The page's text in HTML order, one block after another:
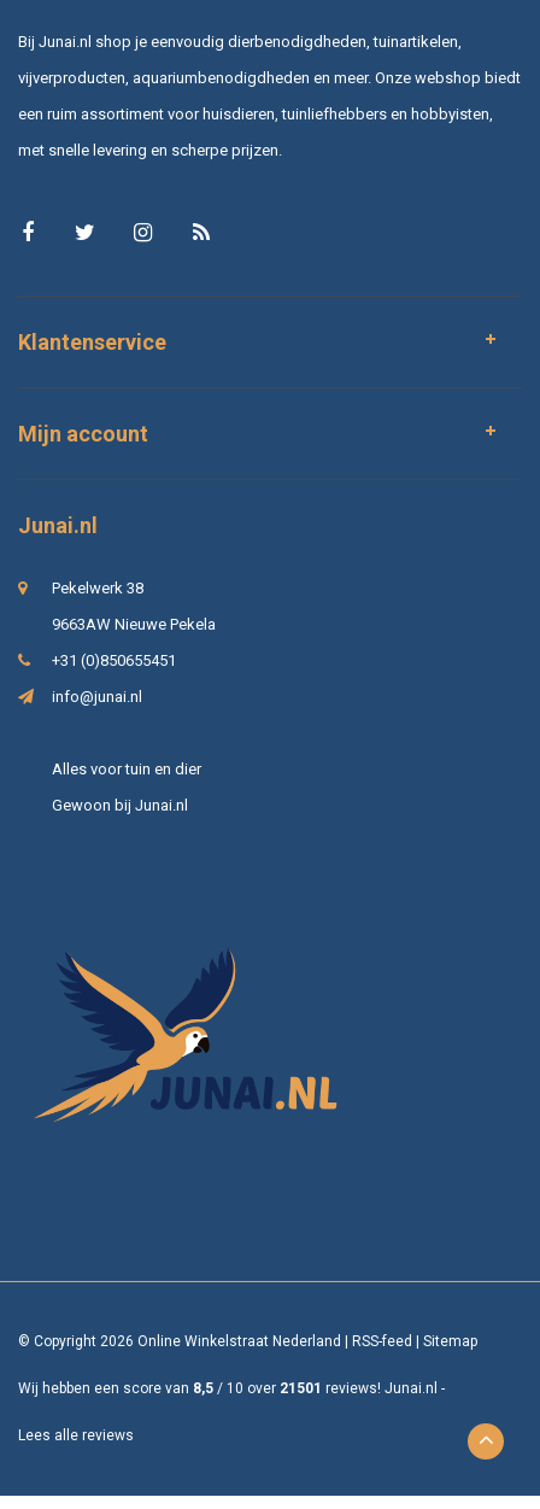
Bij Junai.nl shop je eenvoudig dierbenodigdheden, tuinartikelen,
vijverproducten, aquariumbenodigdheden en meer. Onze webshop biedt
een ruim assortiment voor huisdieren, tuinliefhebbers en hobbyisten,
met snelle levering en scherpe prijzen.
Klantenservice
Mijn account
Junai.nl
Pekelwerk 38
9663AW Nieuwe Pekela
+31 (0)850655451
info@junai.nl
Alles voor tuin en dier
Gewoon bij Junai.nl
© Copyright 2026 Online Winkelstraat Nederland RSS-feed Sitemap
Wij hebben een score van 8,5 / 10 over 21501 reviews! Junai.nl -
Lees alle reviews